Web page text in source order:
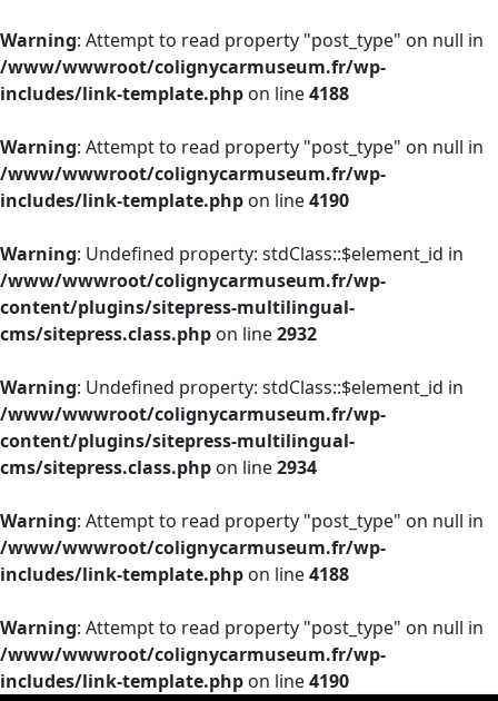
Warning: Attempt to read property "post_type" on null in
/www/wwwroot/colignycarmuseum.fr/wp-
includes/link-template.php on line4188
Warning: Attempt to read property "post_type" on null in
/www/wwwroot/colignycarmuseum.fr/wp-
includes/link-template.php on line4190
Warning: Undefined property: stdClass::$element_id in
/www/wwwroot/colignycarmuseum.fr/wp-
content/plugins/sitepress-multilingual-
cms/sitepress.class.php on line2932
Warning: Undefined property: stdClass::$element_id in
/www/wwwroot/colignycarmuseum.fr/wp-
content/plugins/sitepress-multilingual-
cms/sitepress.class.php on line2934
Warning: Attempt to read property "post_type" on null in
/www/wwwroot/colignycarmuseum.fr/wp-
includes/link-template.php on line4188
Warning: Attempt to read property "post_type" on null in
/www/wwwroot/colignycarmuseum.fr/wp-
includes/link-template.php on line4190